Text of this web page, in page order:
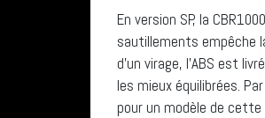
En version SP, la
sautillements empêche
d’un virage, l’ABS est
les mieux équilibrées.
pour un modèle de cette